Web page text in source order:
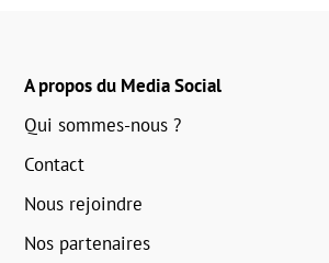
A propos du Media Social
Qui sommes-nous ?
Contact
Nous rejoindre
Nos partenaires